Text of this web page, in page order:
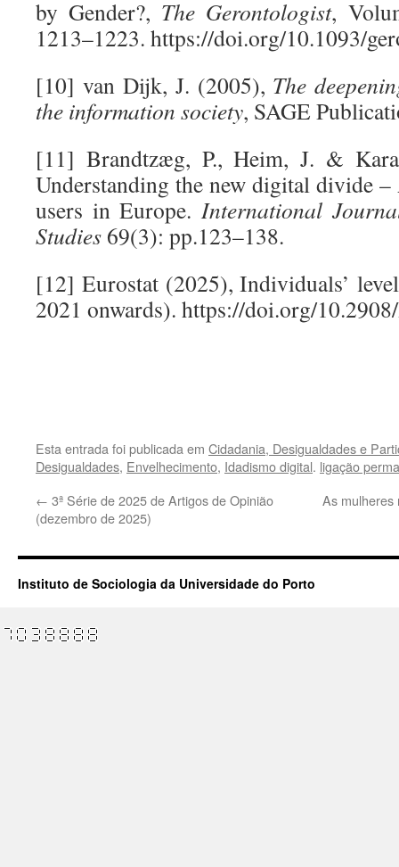
by Gender?, The Gerontologist,
1213–1223. https://doi.org/10.1093/
[10] van Dijk, J. (2005), The
the information society, SAGE
[11] Brandtzæg, P., Heim, J. &
Understanding the new digital divide
users in Europe. International
Studies 69(3): pp.123–138.
[12] Eurostat (2025), Individuals’
2021 onwards). https://doi.org/
Esta entrada foi publicada em Cidadania, Desigualdades e
Desigualdades, Envelhecimento, Idadismo digital. ligação
← 3ª Série de 2025 de Artigos de Opinião
(dezembro de 2025)
As
Instituto de Sociologia da Universidade do Porto